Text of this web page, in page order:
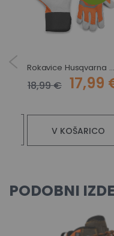
Dopasne hlače Husqvarna Technical Rokavice Husqvarna Classic
18,99 € 17,99
V KOŠARICO
PODOBNI